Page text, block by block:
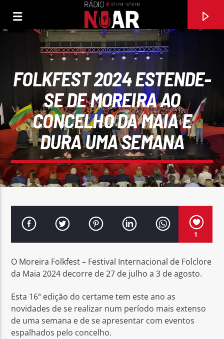
FAIXA ATUAL
OS REIS DA ANIMAÇÃO (FEAT CÁTIA PEREIRA)
AUGUSTO CANÁRIO
Rádio No ar
FOLKFEST 2024 ESTENDE-
SE DE MOREIRA AO
CONCELHO DA MAIA E
DURA UMA SEMANA
1
O Moreira Folkfest – Festival Internacional de Folclore
da Maia 2024 decorre de 27 de julho a 3 de agosto.
Esta 16ª edição do certame tem este ano as
novidades de se realizar num período mais extenso
de uma semana e de se apresentar com eventos
espalhados pelo concelho.